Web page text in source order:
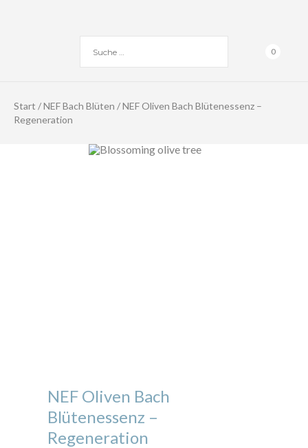
0
Start /NEF Bach Blüten / NEF Oliven Bach Blütenessenz –
Regeneration
NEF Oliven Bach
Blütenessenz –
Regeneration